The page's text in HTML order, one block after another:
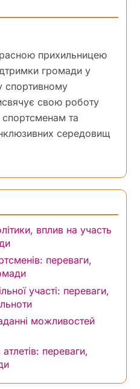
прихильницею
громади у
спортивному
свою роботу
та
середовищ
вплив на участь
переваги,
участі: переваги,
можливостей
атлетів: переваги,